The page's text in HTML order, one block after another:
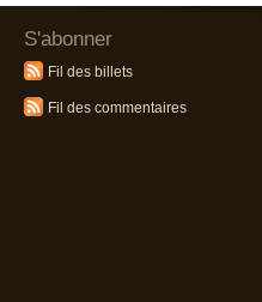
S'abonner
Fil des billets
Fil des commentaires